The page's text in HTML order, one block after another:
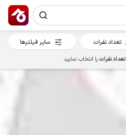
تعداد نفرات سایر فیلترها
تعداد نفراترا انتخاب نمایید